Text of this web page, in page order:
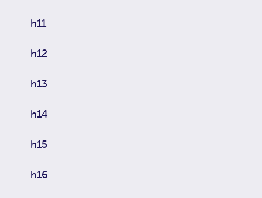
h11
h12
h13
h14
h15
h16